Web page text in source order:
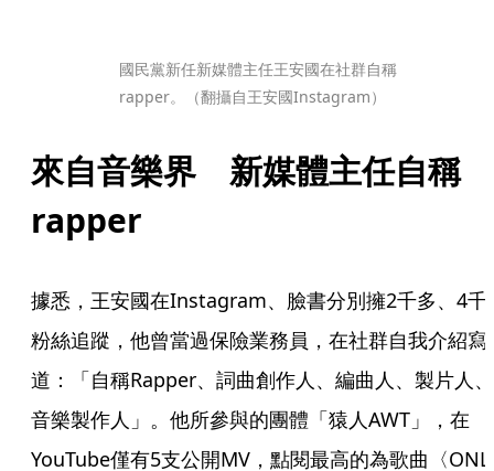
國民黨新任新媒體主任王安國在社群自稱
rapper。（翻攝自王安國Instagram）
來自音樂界　新媒體主任自稱
rapper
據悉，王安國在Instagram、臉書分別擁2千多、4千
粉絲追蹤，他曾當過保險業務員，在社群自我介紹寫
道：「自稱Rapper、詞曲創作人、編曲人、製片人、
音樂製作人」。他所參與的團體「猿人AWT」，在
YouTube僅有5支公開MV，點閱最高的為歌曲〈